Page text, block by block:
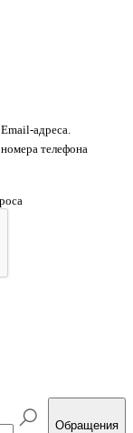
адреса.
телефона
Обращения